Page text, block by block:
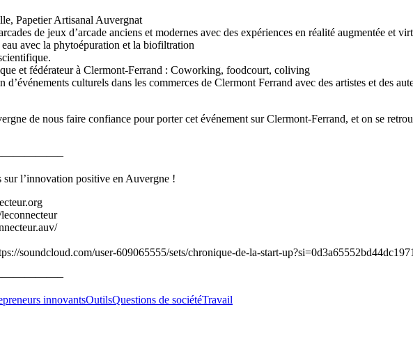
Papetier Artisanal Auvergnat
de jeux d’arcade anciens et modernes avec des expériences en réalité augmentée et
avec la phytoépuration et la biofiltration
et fédérateur à Clermont-Ferrand : Coworking, foodcourt, coliving
culturels dans les commerces de Clermont Ferrand avec des artistes et des
de nous faire confiance pour porter cet événement sur Clermont-Ferrand, et on se
sur l’innovation positive en Auvergne !
user-609065555/sets/chronique-de-la-start-
innovantsOutilsQuestions de sociétéTravail